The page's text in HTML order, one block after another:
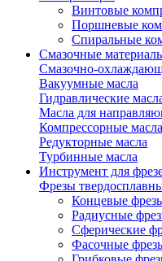
Винтовые
Поршневые
Спиральные
Смазочные
Смазочно-
Вакуумные масла
Гидравлические
Масла для
Компрессорные масла
Редукторные масла
Турбинные масла
Инструмент для
Фрезы
Концевые
Радиусные
Сферические
Фасочные